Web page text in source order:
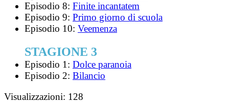
Episodio 8: Finite incantatem
Episodio 9: Primo giorno di scuola
Episodio 10: Veemenza
STAGIONE 3
Episodio 1: Dolce paranoia
Episodio 2: Bilancio
Visualizzazioni: 128